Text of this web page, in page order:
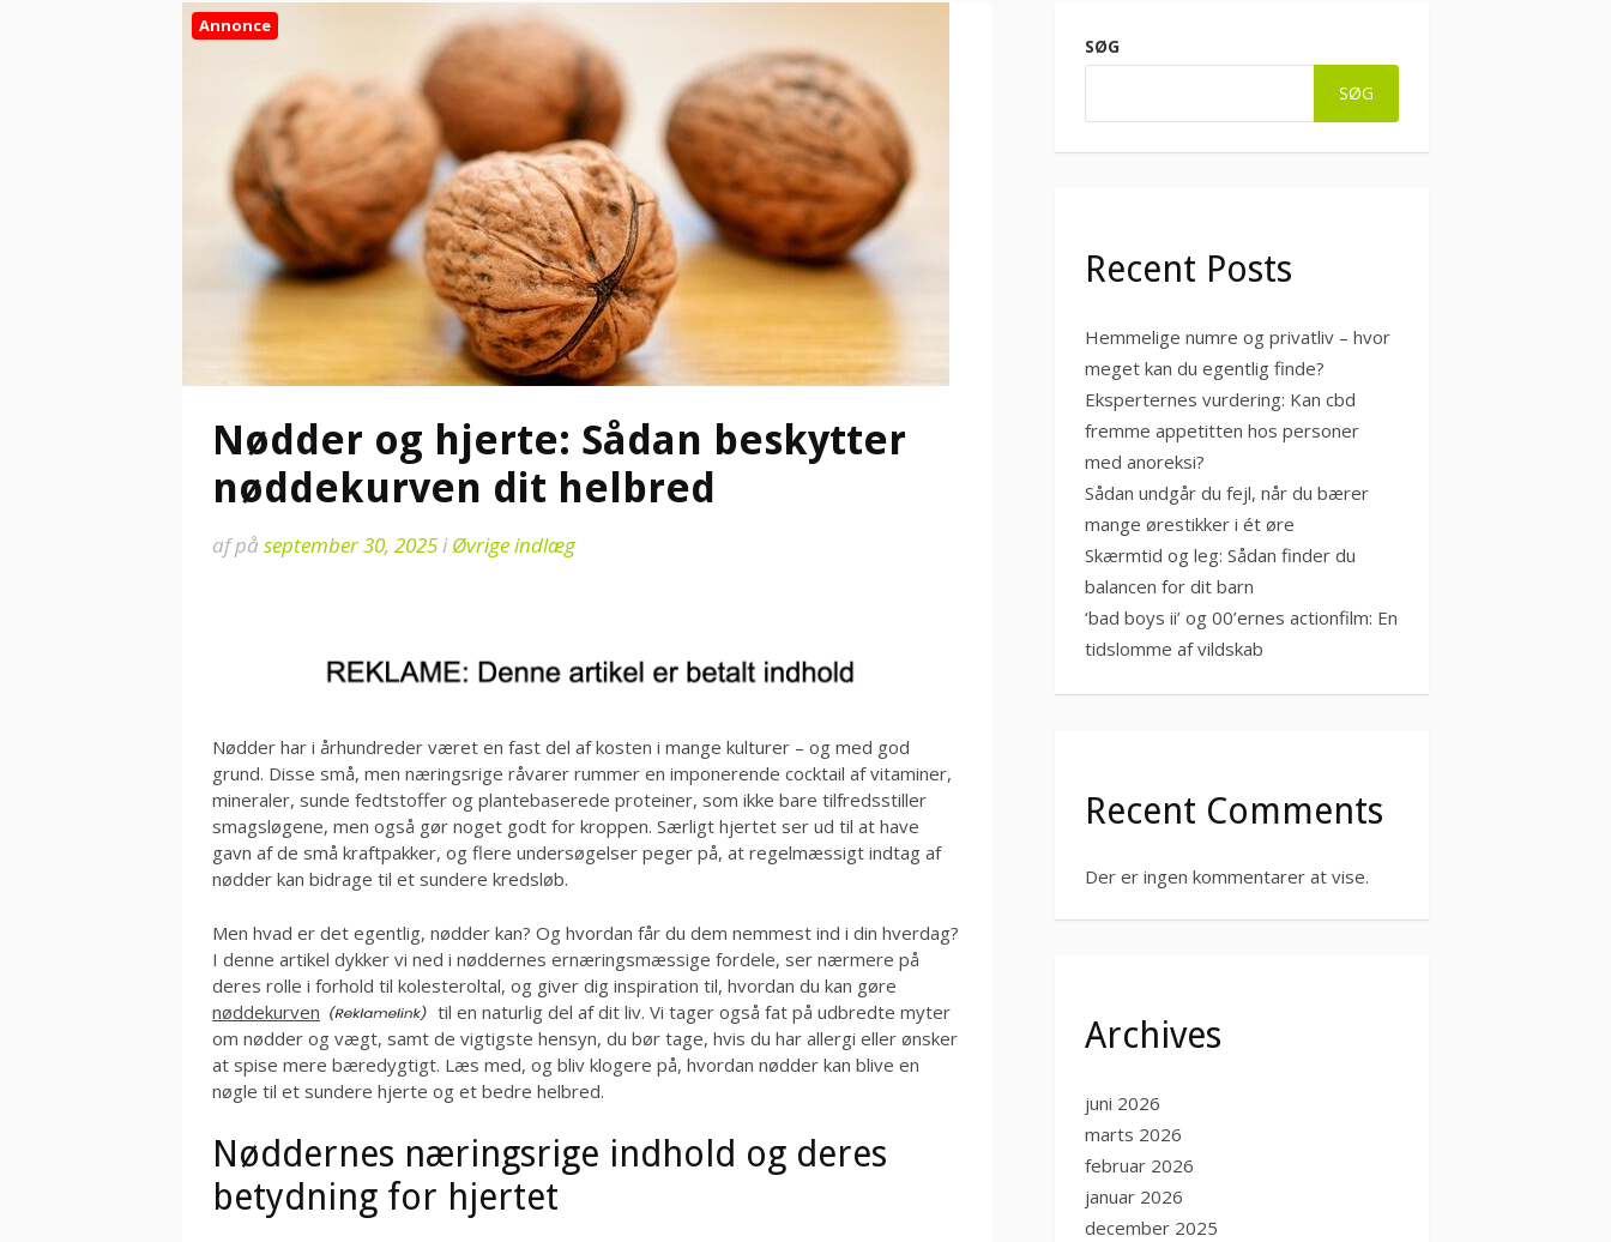
Annonce
Nødder og hjerte: Sådan beskytter
nøddekurven dit helbred
afpå september 30, 2025iØvrige indlæg
Nødder har i århundreder været en fast del af kosten i mange kulturer – og med god
grund. Disse små, men næringsrige råvarer rummer en imponerende cocktail af vitaminer,
mineraler, sunde fedtstoffer og plantebaserede proteiner, som ikke bare tilfredsstiller
smagsløgene, men også gør noget godt for kroppen. Særligt hjertet ser ud til at have
gavn af de små kraftpakker, og flere undersøgelser peger på, at regelmæssigt indtag af
nødder kan bidrage til et sundere kredsløb.
Men hvad er det egentlig, nødder kan? Og hvordan får du dem nemmest ind i din hverdag?
I denne artikel dykker vi ned i nøddernes ernæringsmæssige fordele, ser nærmere på
deres rolle i forhold til kolesteroltal, og giver dig inspiration til, hvordan du kan gøre
nøddekurven
til en naturlig del af dit liv. Vi tager også fat på udbredte myter
om nødder og vægt, samt de vigtigste hensyn, du bør tage, hvis du har allergi eller ønsker
at spise mere bæredygtigt. Læs med, og bliv klogere på, hvordan nødder kan blive en
nøgle til et sundere hjerte og et bedre helbred.
Nøddernes næringsrige indhold og deres
betydning for hjertet
SØG
SØG
Recent Posts
Hemmelige numre og privatliv – hvor
meget kan du egentlig finde?
Eksperternes vurdering: Kan cbd
fremme appetitten hos personer
med anoreksi?
Sådan undgår du fejl, når du bærer
mange ørestikker i ét øre
Skærmtid og leg: Sådan finder du
balancen for dit barn
‘bad boys ii’ og 00’ernes actionfilm: En
tidslomme af vildskab
Recent Comments
Der er ingen kommentarer at vise.
Archives
juni 2026
marts 2026
februar 2026
januar 2026
december 2025